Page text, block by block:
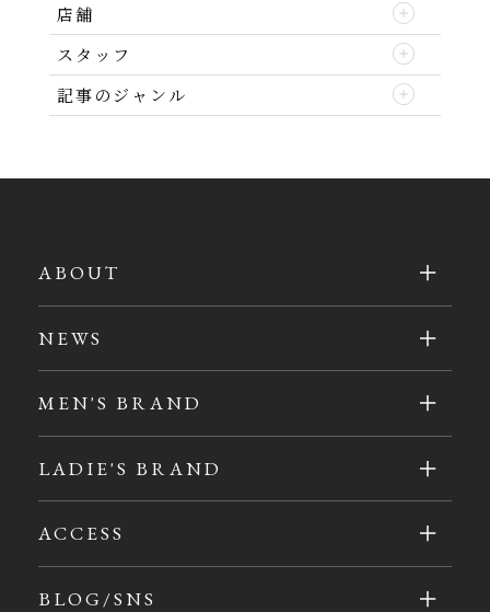
店舗
スタッフ
記事のジャンル
ABOUT
NEWS
MEN'S BRAND
LADIE'S BRAND
ACCESS
BLOG/SNS